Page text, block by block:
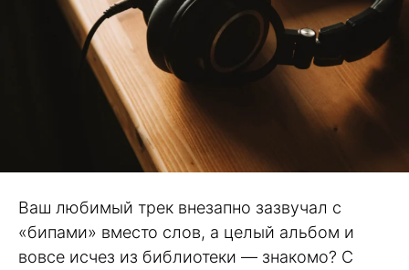
Ваш любимый трек внезапно зазвучал с
«бипами» вместо слов, а целый альбом и
вовсе исчез из библиотеки — знакомо? С